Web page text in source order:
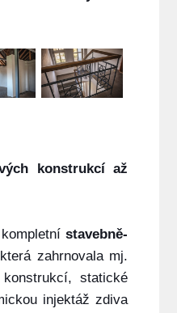
konstrukcí až
kompletnístavebně-
zahrnovala mj.
statické
injektáž zdiva